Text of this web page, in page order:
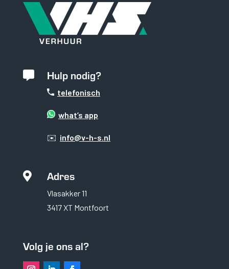
 Hulp nodig?
telefonisch
what’s app
✉️ info@v-h-s.nl
 Adres
Vlasakker 11
3417 XT Montfoort
Volg je ons al?